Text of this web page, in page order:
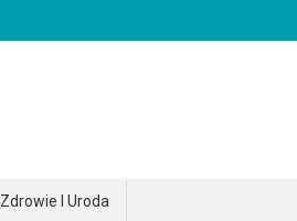
Zdrowie I Uroda